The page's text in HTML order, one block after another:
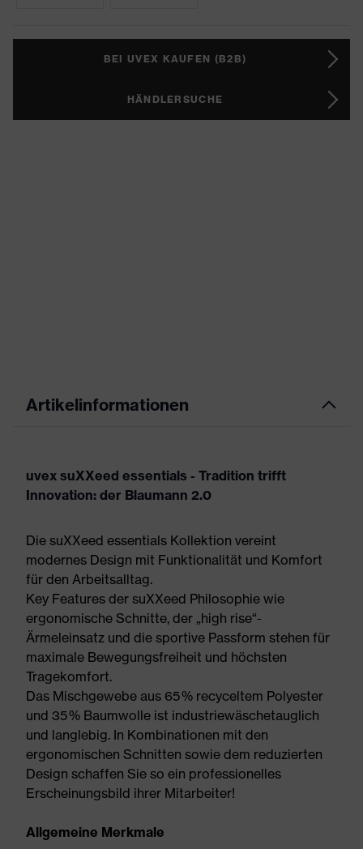
BEI UVEX KAUFEN (B2B)
HÄNDLERSUCHE
Artikelinformationen
uvex suXXeed essentials - Tradition trifft
Innovation: der Blaumann 2.0
Die suXXeed essentials Kollektion vereint
modernes Design mit Funktionalität und Komfort
für den Arbeitsalltag.
Key Features der suXXeed Philosophie wie
ergonomische Schnitte, der „high rise“-
Ärmeleinsatz und die sportive Passform stehen für
maximale Bewegungsfreiheit und höchsten
Tragekomfort.
Das Mischgewebe aus 65 % recyceltem Polyester
und 35 % Baumwolle ist industriewäschetauglich
und langlebig. In Kombinationen mit den
ergonomischen Schnitten sowie dem reduzierten
Design schaffen Sie so ein professionelles
Erscheinungsbild ihrer Mitarbeiter!
Allgemeine Merkmale